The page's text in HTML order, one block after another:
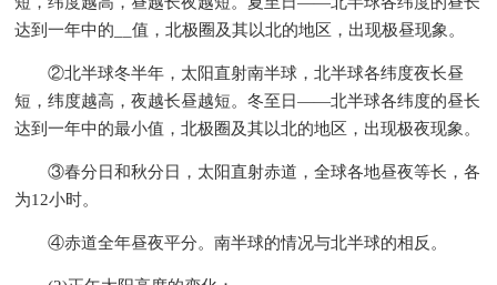
达到一年中的__值，北极圈及其以北的地区，出现极昼现象。
②北半球冬半年，太阳直射南半球，北半球各纬度夜长昼
短，纬度越高，夜越长昼越短。冬至日——北半球各纬度的昼长
达到一年中的最小值，北极圈及其以北的地区，出现极夜现象。
③春分日和秋分日，太阳直射赤道，全球各地昼夜等长，各
为12小时。
④赤道全年昼夜平分。南半球的情况与北半球的相反。